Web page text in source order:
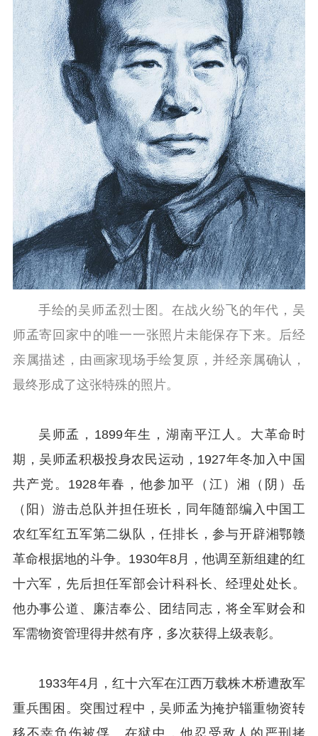
手绘的吴师孟烈士图。在战火纷飞的年代，吴
师孟寄回家中的唯一一张照片未能保存下来。后经
亲属描述，由画家现场手绘复原，并经亲属确认，
最终形成了这张特殊的照片。
吴师孟，1899年生，湖南平江人。大革命时
期，吴师孟积极投身农民运动，1927年冬加入中国
共产党。1928年春，他参加平（江）湘（阴）岳
（阳）游击总队并担任班长，同年随部编入中国工
农红军红五军第二纵队，任排长，参与开辟湘鄂赣
革命根据地的斗争。1930年8月，他调至新组建的红
十六军，先后担任军部会计科科长、经理处处长。
他办事公道、廉洁奉公、团结同志，将全军财会和
军需物资管理得井然有序，多次获得上级表彰。
1933年4月，红十六军在江西万载株木桥遭敌军
重兵围困。突围过程中，吴师孟为掩护辎重物资转
移不幸负伤被俘。在狱中，他忍受敌人的严刑拷